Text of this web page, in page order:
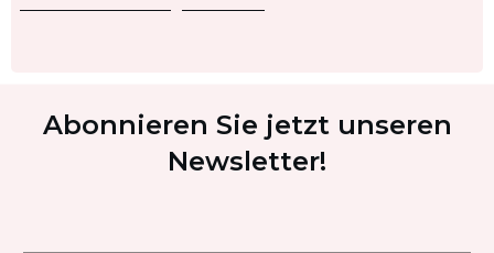
Abonnieren Sie jetzt unseren
Newsletter!